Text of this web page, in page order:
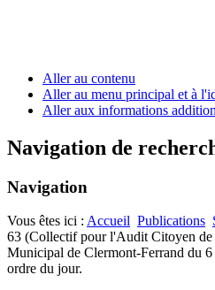
Aller au contenu
Aller au menu principal et à
Aller aux informations
Navigation de
Navigation
Vous êtes ici : Accueil Publications
63 (Collectif pour l'Audit Citoyen de
Municipal de Clermont-Ferrand du
ordre du jour.